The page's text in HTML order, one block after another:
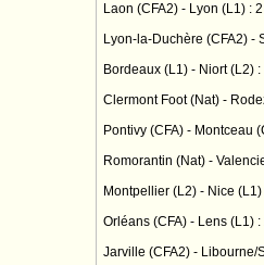
Laon (CFA2) - Lyon (L1) : 2
Lyon-la-Duchère (CFA2) -
Bordeaux (L1) - Niort (L2) :
Clermont Foot (Nat) -
Pontivy (CFA) - Montceau
Romorantin (Nat) -
Montpellier (L2) - Nice (L1)
Orléans (CFA) - Lens (L1) :
Jarville (CFA2) - Libourne/